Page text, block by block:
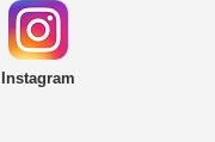
Instagram